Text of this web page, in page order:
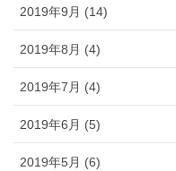
2019年9月 (14)
2019年8月 (4)
2019年7月 (4)
2019年6月 (5)
2019年5月 (6)